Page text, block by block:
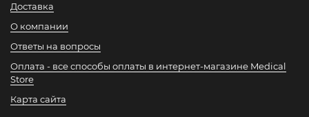
Доставка
О компании
Ответы на вопросы
Оплата - все способы оплаты в интернет-магазине Medical
Store
Карта сайта